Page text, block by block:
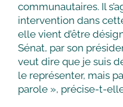
communautaires. Il
intervention dans
elle vient d’être
Sénat, par son
veut dire que je suis
le représenter, mais
parole », précise-t-